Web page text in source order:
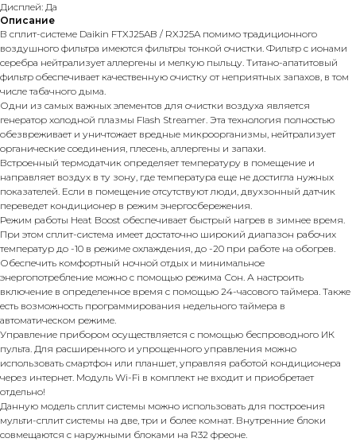
Дисплей: Да
Описание
В сплит-системе Daikin FTXJ25AB / RXJ25A помимо традиционного
воздушного фильтра имеются фильтры тонкой очистки. Фильтр с ионами
серебра нейтрализует аллергены и мелкую пыльцу. Титано-апатитовый
фильтр обеспечивает качественную очистку от неприятных запахов, в том
числе табачного дыма.
Одни из самых важных элементов для очистки воздуха является
генератор холодной плазмы Flash Streamer. Эта технология полностью
обезвреживает и уничтожает вредные микроорганизмы, нейтрализует
органические соединения, плесень, аллергены и запахи.
Встроенный термодатчик определяет температуру в помещение и
направляет воздух в ту зону, где температура еще не достигла нужных
показателей. Если в помещение отсутствуют люди, двухзонный датчик
переведет кондиционер в режим энергосбережения.
Режим работы Heat Boost обеспечивает быстрый нагрев в зимнее время.
При этом сплит-система имеет достаточно широкий диапазон рабочих
температур до -10 в режиме охлаждения, до -20 при работе на обогрев.
Обеспечить комфортный ночной отдых и минимальное
энергопотребление можно с помощью режима Сон. А настроить
включение в определенное время с помощью 24-часового таймера. Также
есть возможность программирования недельного таймера в
автоматическом режиме.
Управление прибором осуществляется с помощью беспроводного ИК
пульта. Для расширенного и упрощенного управления можно
использовать смартфон или планшет, управляя работой кондиционера
через интернет. Модуль Wi-Fi в комплект не входит и приобретает
отдельно!
Данную модель сплит системы можно использовать для построения
мульти-сплит системы на две, три и более комнат. Внутренние блоки
совмещаются с наружными блоками на R32 фреоне.